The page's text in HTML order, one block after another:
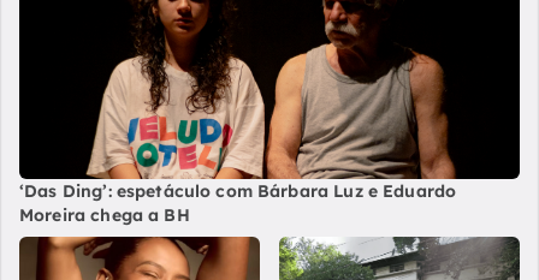
‘Das Ding’: espetáculo com Bárbara Luz e Eduardo
Moreira chega a BH